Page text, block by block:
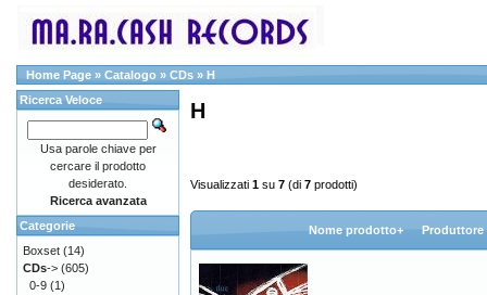
Home Page » Catalogo » CDs » H
H
Visualizzati 1 su 7 (di 7 prodotti)
Nome prodotto+ Produttore
Ricerca Veloce
Usa parole chiave per
cercare il prodotto
desiderato.
Ricerca avanzata
Categorie
Boxset (14)
CDs-> (605)
0-9 (1)